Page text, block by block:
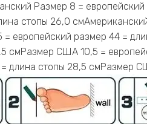
Размер 8 =
стопы 26,0
европейский размер 44 =
смРазмер США 10,5 =
= длина стопы 28,5 смРазмер